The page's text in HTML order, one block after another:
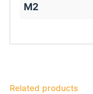
M2
Related products